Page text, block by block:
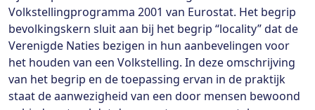
Volkstellingprogramma 2001 van Eurostat. Het begrip
bevolkingskern sluit aan bij het begrip “locality” dat de
Verenigde Naties bezigen in hun aanbevelingen voor
het houden van een Volkstelling. In deze omschrijving
van het begrip en de toepassing ervan in de praktijk
staat de aanwezigheid van een door mensen bewoond